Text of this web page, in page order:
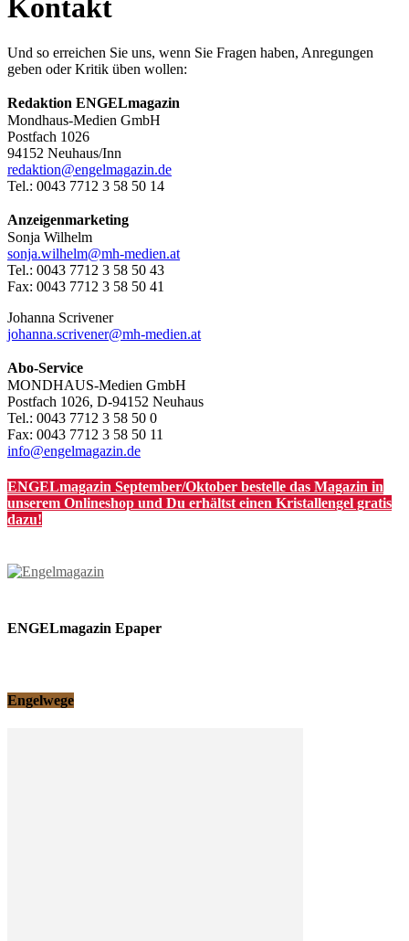
Kontakt
Und so erreichen Sie uns, wenn Sie Fragen haben, Anregungen
geben oder Kritik üben wollen:
Redaktion ENGELmagazin
Mondhaus-Medien GmbH
Postfach 1026
94152 Neuhaus/Inn
redaktion@engelmagazin.de
Tel.: 0043 7712 3 58 50 14
Anzeigenmarketing
Sonja Wilhelm
sonja.wilhelm@mh-medien.at
Tel.: 0043 7712 3 58 50 43
Fax: 0043 7712 3 58 50 41
Johanna Scrivener
johanna.scrivener@mh-medien.at
Abo-Service
MONDHAUS-Medien GmbH
Postfach 1026, D-94152 Neuhaus
Tel.: 0043 7712 3 58 50 0
Fax: 0043 7712 3 58 50 11
info@engelmagazin.de
ENGELmagazin September/Oktober bestelle das Magazin in
unserem Onlineshop und Du erhältst einen Kristallengel gratis
dazu!
ENGELmagazin Epaper
Engelwege